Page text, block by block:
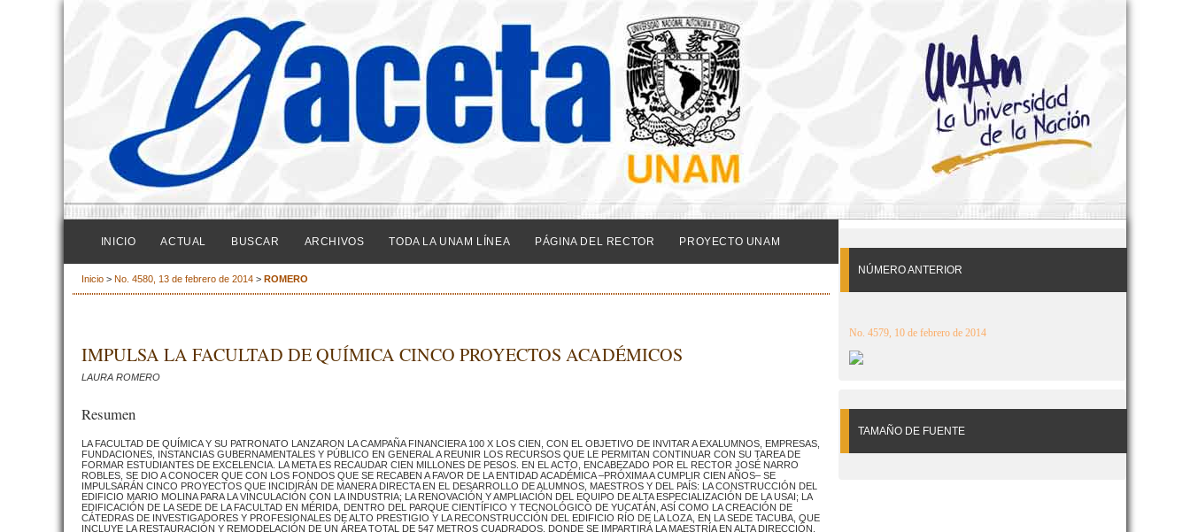
NÚMERO ANTERIOR
No. 4579, 10 de febrero de 2014
TAMAÑO DE FUENTE
INICIO ACTUAL BUSCAR ARCHIVOS TODA LA UNAM LÍNEA PÁGINA DEL RECTOR PROYECTO UNAM
Inicio > No. 4580, 13 de febrero de 2014 > ROMERO
IMPULSA LA FACULTAD DE QUÍMICA CINCO PROYECTOS ACADÉMICOS
LAURA ROMERO
Resumen
LA FACULTAD DE QUÍMICA Y SU PATRONATO LANZARON LA CAMPAÑA FINANCIERA 100 X LOS CIEN, CON EL OBJETIVO DE INVITAR A EXALUMNOS, EMPRESAS,
FUNDACIONES, INSTANCIAS GUBERNAMENTALES Y PÚBLICO EN GENERAL A REUNIR LOS RECURSOS QUE LE PERMITAN CONTINUAR CON SU TAREA DE
FORMAR ESTUDIANTES DE EXCELENCIA. LA META ES RECAUDAR CIEN MILLONES DE PESOS. EN EL ACTO, ENCABEZADO POR EL RECTOR JOSÉ NARRO
ROBLES, SE DIO A CONOCER QUE CON LOS FONDOS QUE SE RECABEN A FAVOR DE LA ENTIDAD ACADÉMICA –PRÓXIMA A CUMPLIR CIEN AÑOS– SE
IMPULSARÁN CINCO PROYECTOS QUE INCIDIRÁN DE MANERA DIRECTA EN EL DESARROLLO DE ALUMNOS, MAESTROS Y DEL PAÍS: LA CONSTRUCCIÓN DEL
EDIFICIO MARIO MOLINA PARA LA VINCULACIÓN CON LA INDUSTRIA; LA RENOVACIÓN Y AMPLIACIÓN DEL EQUIPO DE ALTA ESPECIALIZACIÓN DE LA USAI; LA
EDIFICACIÓN DE LA SEDE DE LA FACULTAD EN MÉRIDA, DENTRO DEL PARQUE CIENTÍFICO Y TECNOLÓGICO DE YUCATÁN, ASÍ COMO LA CREACIÓN DE
CÁTEDRAS DE INVESTIGADORES Y PROFESIONALES DE ALTO PRESTIGIO Y LA RECONS­TRUCCIÓN DEL EDIFICIO RÍO DE LA LOZA, EN LA SEDE TACUBA, QUE
INCLUYE LA RESTAURACIÓN Y REMODELACIÓN DE UN ÁREA TOTAL DE 547 METROS CUADRADOS, DONDE SE IMPARTIRÁ LA MAESTRÍA EN ALTA DIRECCIÓN.